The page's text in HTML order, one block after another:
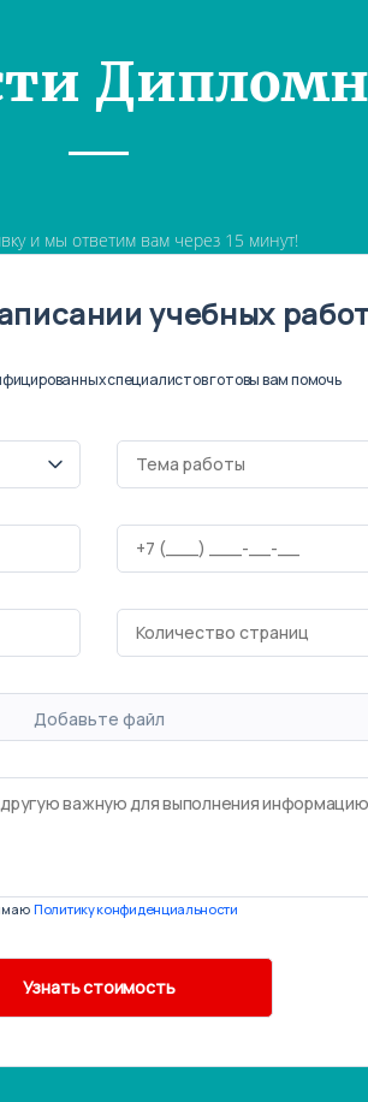
и мы ответим вам через 15 минут!
учебных
специалистов готовы вам помочь
Добавьте файл
Политику конфиденциальности